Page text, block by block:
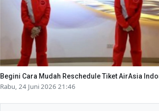
Begini Cara Mudah Reschedule Tiket AirAsia
Rabu, 24 Juni 2026 21:46